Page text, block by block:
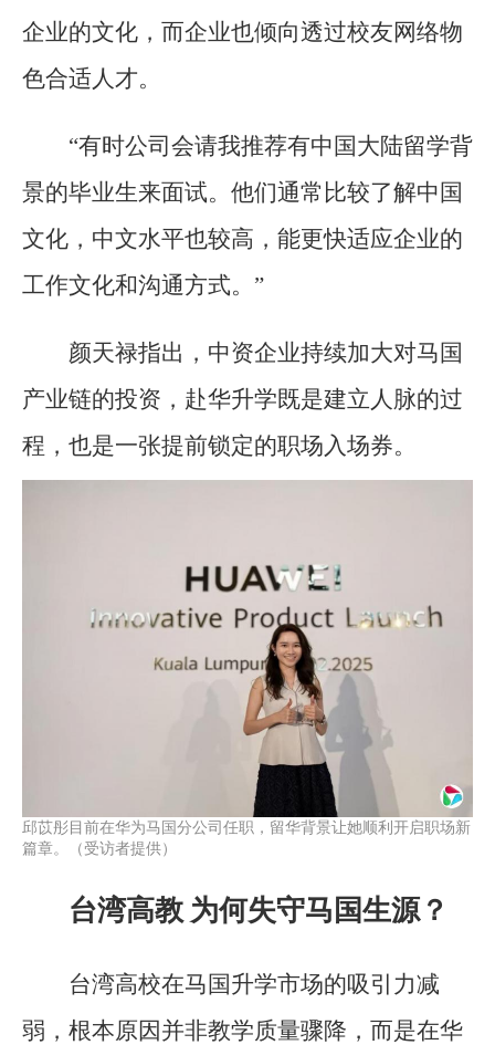
企业的文化，而企业也倾向透过校友网络物
色合适人才。
“有时公司会请我推荐有中国大陆留学背
景的毕业生来面试。他们通常比较了解中国
文化，中文水平也较高，能更快适应企业的
工作文化和沟通方式。”
颜天禄指出，中资企业持续加大对马国
产业链的投资，赴华升学既是建立人脉的过
程，也是一张提前锁定的职场入场券。
邱苡彤目前在华为马国分公司任职，留华背景让她顺利开启职场新
篇章。（受访者提供）
台湾高教 为何失守马国生源？
台湾高校在马国升学市场的吸引力减
弱，根本原因并非教学质量骤降，而是在华